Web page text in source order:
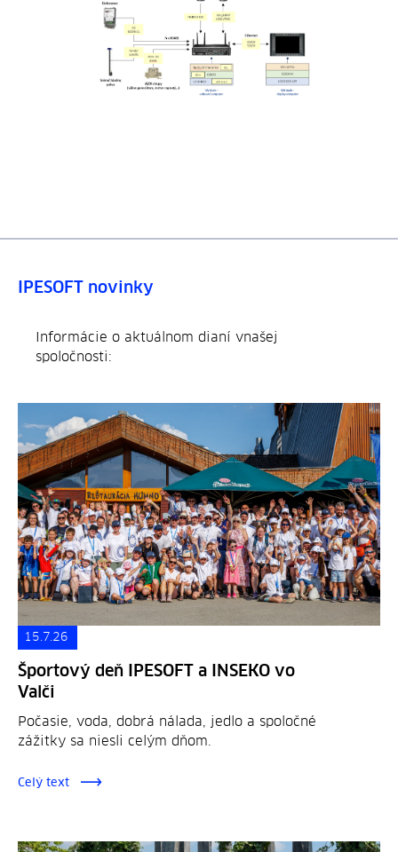
IPESOFT novinky
Informácie o aktuálnom dianí vnašej
spoločnosti:
15.7.26
Športový deň IPESOFT a INSEKO vo
Valči
Počasie, voda, dobrá nálada, jedlo a spoločné
zážitky sa niesli celým dňom.
Celý text